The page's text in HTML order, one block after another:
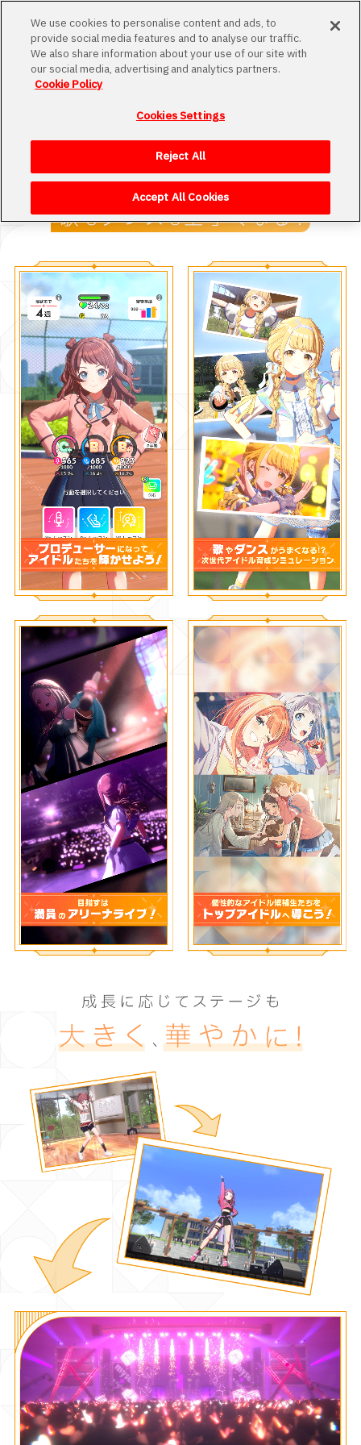
Loading
MENU
プロデューサー科
プロデューサー科のカリキュラムについてご紹介します。
We use cookies to personalise content and ads, to
provide social media features and to analyse our traffic.
We also share information about your use of our site with
our social media, advertising and analytics partners.
Cookie Policy
Cookies Settings
Reject All
Accept All Cookies